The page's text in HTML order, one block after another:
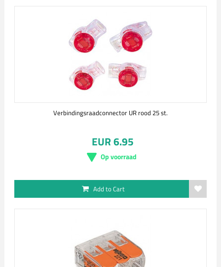
Verbindingsraadconnector UR rood 25 st.
EUR 6.95
Op voorraad
Add to Cart